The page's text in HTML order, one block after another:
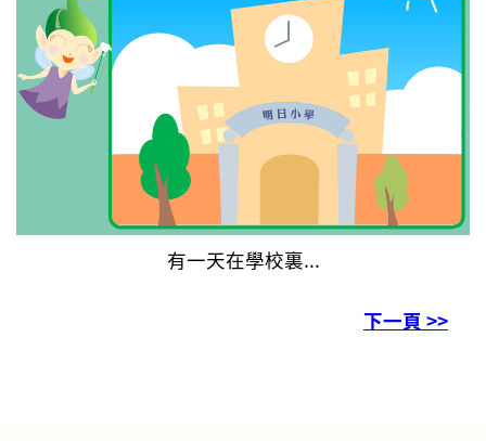
有一天在學校裏...
下一頁 >>